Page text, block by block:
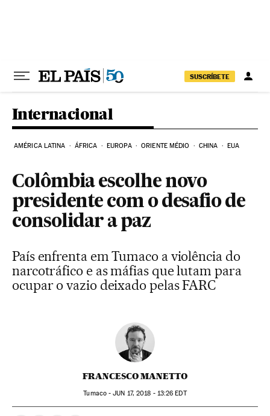
SUSCRÍBETE
Internacional
AMÉRICA LATINA ÁFRICA EUROPA ORIENTE MÉDIO CHINA EUA
Colômbia escolhe novo
presidente com o desafio de
consolidar a paz
País enfrenta em Tumaco a violência do
narcotráfico e as máfias que lutam para
ocupar o vazio deixado pelas FARC
FRANCESCO MANETTO
Tumaco -JUN 17, 2018 - 13:26 EDT